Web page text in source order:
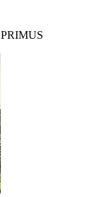
PRIMUS